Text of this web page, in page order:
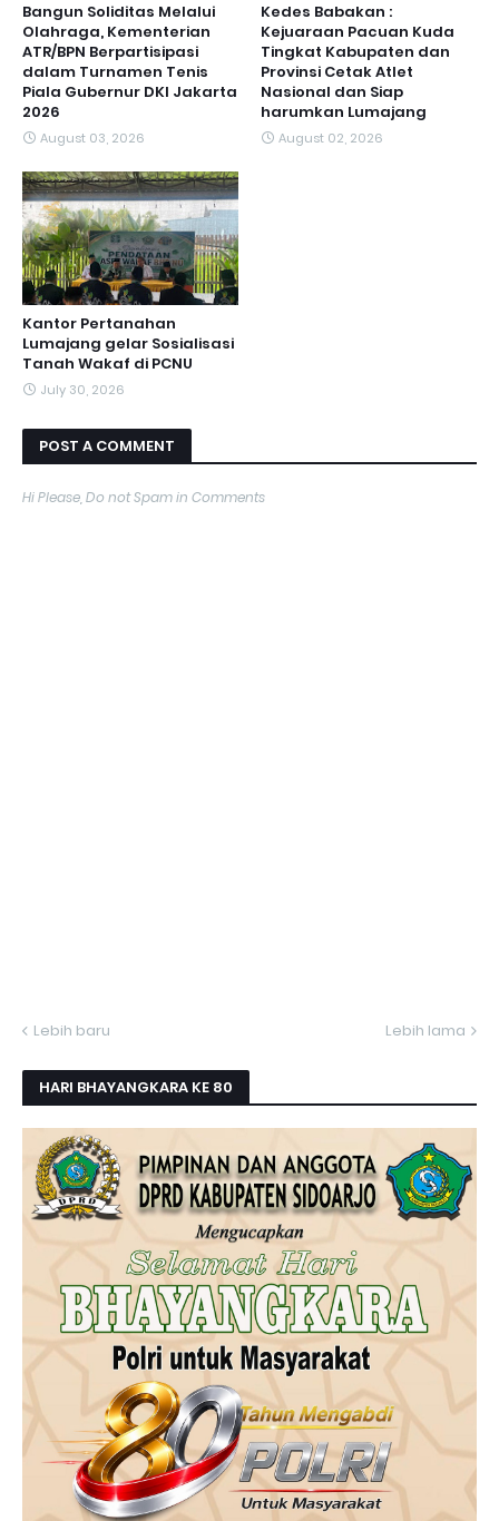
Bangun Soliditas Melalui
Olahraga, Kementerian
ATR/BPN Berpartisipasi
dalam Turnamen Tenis
Piala Gubernur DKI Jakarta
2026
August 03, 2026
Kedes Babakan :
Kejuaraan Pacuan Kuda
Tingkat Kabupaten dan
Provinsi Cetak Atlet
Nasional dan Siap
harumkan Lumajang
August 02, 2026
Kantor Pertanahan
Lumajang gelar Sosialisasi
Tanah Wakaf di PCNU
July 30, 2026
POST A COMMENT
Hi Please, Do not Spam in Comments
Lebih baru Lebih lama
HARI BHAYANGKARA KE 80